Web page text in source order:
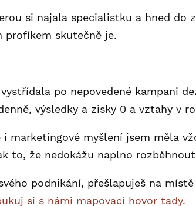
si najala specialistku a hned do
skutečně je.
po nepovedené kampani
výsledky a zisky 0 a vztahy v
i marketingové myšlení jsem měla
to, že nedokážu naplno
podnikání, přešlapuješ na
si s námi mapovací hovor tady.